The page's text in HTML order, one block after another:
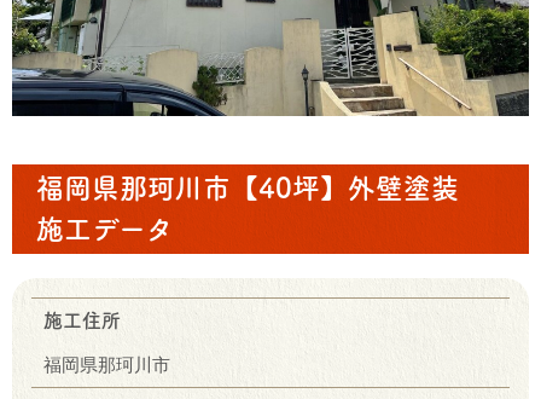
福岡県那珂川市【40坪】外壁塗装
施工データ
施工住所
福岡県那珂川市